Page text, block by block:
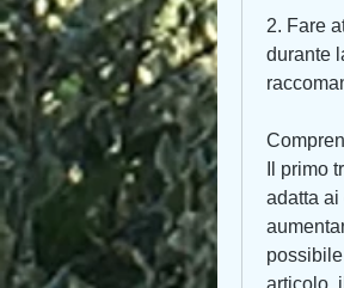
2. Fare
durante
Il primo
adatta ai